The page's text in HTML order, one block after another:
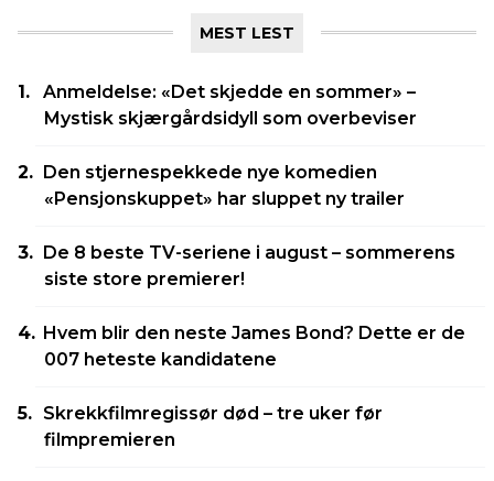
MEST LEST
Anmeldelse: «Det skjedde en sommer» –
Mystisk skjærgårdsidyll som overbeviser
Den stjernespekkede nye komedien
«Pensjonskuppet» har sluppet ny trailer
De 8 beste TV-seriene i august – sommerens
siste store premierer!
Hvem blir den neste James Bond? Dette er de
007 heteste kandidatene
Skrekkfilmregissør død – tre uker før
filmpremieren